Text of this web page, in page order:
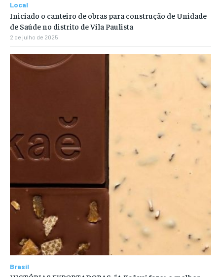
Local
Iniciado o canteiro de obras para construção de Unidade
de Saúde no distrito de Vila Paulista
2 de julho de 2025
Brasil